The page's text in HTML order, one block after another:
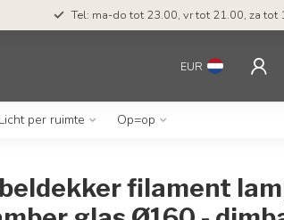
Tel: ma-do tot 23.00, vr tot 21.00, za tot
EUR
Licht per ruimte Op=op
filament